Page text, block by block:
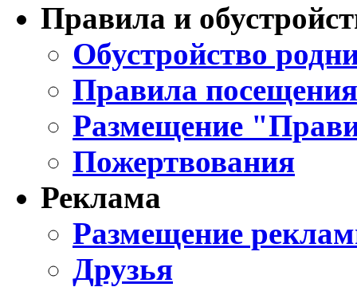
Правила и
Обустройство
Правила
Размещение
Пожертвования
Реклама
Размещение
Друзья